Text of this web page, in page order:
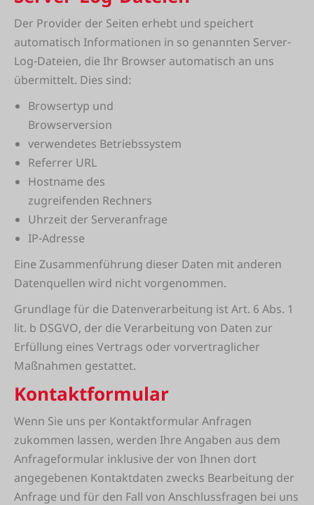
Der Provider der Seiten erhebt und speichert
automatisch Informationen in so genannten Server-
Log-Dateien, die Ihr Browser automatisch an uns
übermittelt. Dies sind:
Browsertyp und
Browserversion
verwendetes Betriebssystem
Referrer URL
Hostname des
zugreifenden Rechners
Uhrzeit der Serveranfrage
IP-Adresse
Eine Zusammenführung dieser Daten mit anderen
Datenquellen wird nicht vorgenommen.
Grundlage für die Datenverarbeitung ist Art. 6 Abs. 1
lit. b DSGVO, der die Verarbeitung von Daten zur
Erfüllung eines Vertrags oder vorvertraglicher
Maßnahmen gestattet.
Kontaktformular
Wenn Sie uns per Kontaktformular Anfragen
zukommen lassen, werden Ihre Angaben aus dem
Anfrageformular inklusive der von Ihnen dort
angegebenen Kontaktdaten zwecks Bearbeitung der
Anfrage und für den Fall von Anschlussfragen bei uns